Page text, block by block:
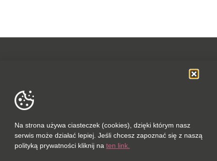
POLUBIONYCH (0 / 10)
SOCIAL MEDIA
DANE FIRMOWE
Na strona używa ciasteczek (cookies), dzięki którym nasz
serwis może działać lepiej. Jeśli chcesz zapoznać się z naszą
polityką prywatności kliknij na ten link.